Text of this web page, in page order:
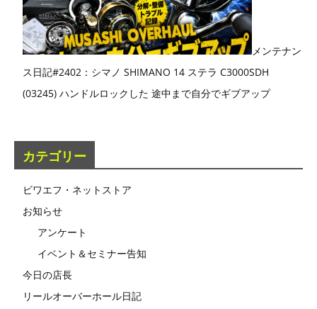
メンテナン
ス日記#2402：シマノ SHIMANO 14 ステラ C3000SDH
(03245) ハンドルロックした 途中まで自分でギブアップ
カテゴリー
ビワエフ・ネットストア
お知らせ
アンケート
イベント＆セミナー告知
今日の店長
リールオーバーホール日記